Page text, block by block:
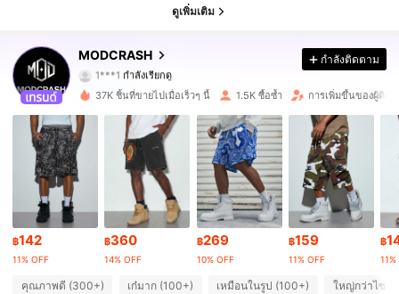
ดูเพิ่มเติม
MODCRASH
1***1กำลังเรียกดู
4.72
10K ผู้ติดตาม
4.72 10K ผู้ติดตาม
10K ผู้ติดตาม
10K ผู้ติดตาม
4.72 10K ผู้ติดตาม
4.72 10K ผู้ติดตาม
กำลังติดตาม
37K ชิ้นที่ขายไปเมื่อเร็วๆ นี้ 1.5K ซื้อซ้ำ การเพิ่มขึ้นของผู้ติดต
฿142
11% OFF
฿360
14% OFF
฿269
10% OFF
฿159
11% OFF
฿
คุณภาพดี (300+) เก๋มาก (100+) เหมือนในรูป (100+) ใหญ่กว่าไซส์